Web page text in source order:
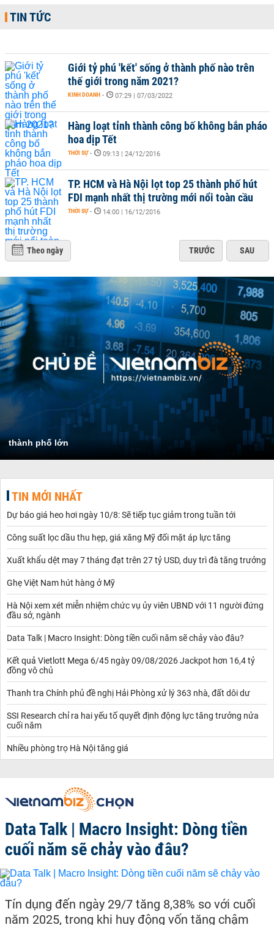
TIN TỨC
Giới tỷ phú 'kết' sống ở thành phố nào trên
thế giới trong năm 2021?
KINH DOANH - 07:29 | 07/03/2022
Hàng loạt tỉnh thành công bố không bắn pháo
hoa dịp Tết
THỜI SỰ - 09:13 | 24/12/2016
TP. HCM và Hà Nội lọt top 25 thành phố hút
FDI mạnh nhất thị trường mới nổi toàn cầu
THỜI SỰ - 14:00 | 16/12/2016
Theo ngày TRƯỚC SAU
thành phố lớn
TIN MỚI NHẤT
Dự báo giá heo hơi ngày 10/8: Sẽ tiếp tục giảm trong tuần tới
Công suất lọc dầu thu hẹp, giá xăng Mỹ đối mặt áp lực tăng
Xuất khẩu dệt may 7 tháng đạt trên 27 tỷ USD, duy trì đà tăng trưởng
Ghẹ Việt Nam hút hàng ở Mỹ
Hà Nội xem xét miễn nhiệm chức vụ ủy viên UBND với 11 người đứng
đầu sở, ngành
Data Talk | Macro Insight: Dòng tiền cuối năm sẽ chảy vào đâu?
Kết quả Vietlott Mega 6/45 ngày 09/08/2026 Jackpot hơn 16,4 tỷ
đồng vô chủ
Thanh tra Chính phủ đề nghị Hải Phòng xử lý 363 nhà, đất dôi dư
SSI Research chỉ ra hai yếu tố quyết định động lực tăng trưởng nửa
cuối năm
Nhiều phòng trọ Hà Nội tăng giá
Data Talk | Macro Insight: Dòng tiền
cuối năm sẽ chảy vào đâu?
Tín dụng đến ngày 29/7 tăng 8,38% so với cuối
năm 2025, trong khi huy động vốn tăng chậm